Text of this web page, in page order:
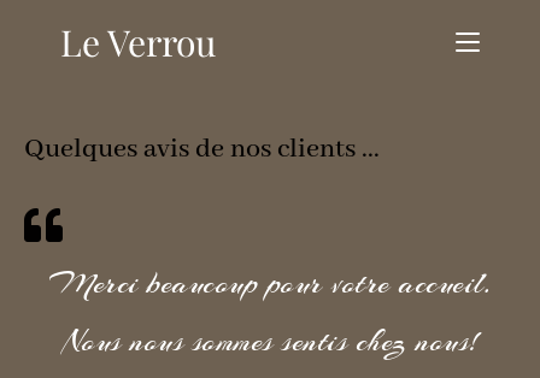
Le Verrou
Quelques avis de nos clients ...
Merci beaucoup pour votre accueil.
Nous nous sommes sentis chez nous!